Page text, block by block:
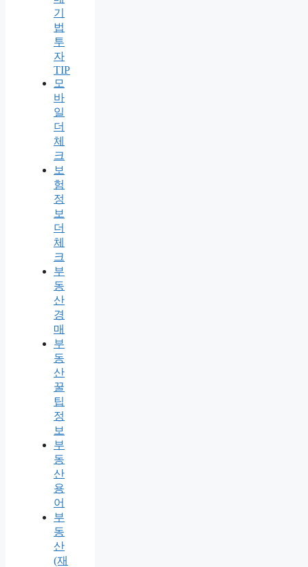
기
법
투
자
TIP
모
바
일
더
체
크
보
험
정
보
더
체
크
부
동
산
경
매
부
동
산
꿀
팁
정
보
부
동
산
용
어
부
동
산
(재